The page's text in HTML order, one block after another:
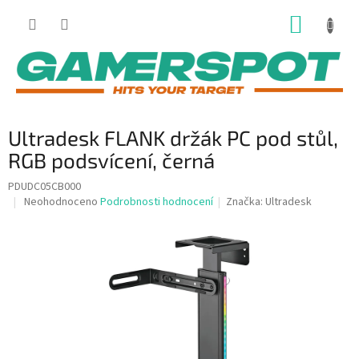
Ultradesk FLANK držák PC pod stůl,
RGB podsvícení, černá
PDUDC05CB000
Průměrné
Neohodnoceno Podrobnosti hodnocení Značka:Ultradesk